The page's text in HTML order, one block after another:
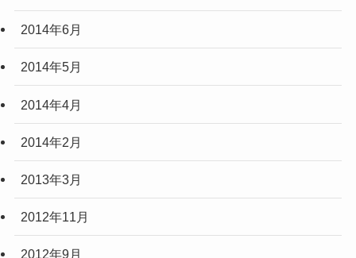
2014年6月
2014年5月
2014年4月
2014年2月
2013年3月
2012年11月
2012年9月